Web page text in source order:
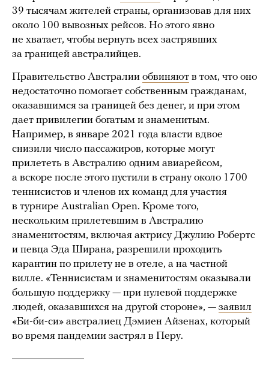
39 тысячам жителей страны, организовав для них
около 100 вывозных рейсов. Но этого явно
не хватает, чтобы вернуть всех застрявших
за границей австралийцев.
Правительство Австралии обвиняют в том, что оно
недостаточно помогает собственным гражданам,
оказавшимся за границей без денег, и при этом
дает привилегии богатым и знаменитым.
Например, в январе 2021 года власти вдвое
снизили число пассажиров, которые могут
прилететь в Австралию одним авиарейсом,
а вскоре после этого пустили в страну около 1700
теннисистов и членов их команд для участия
в турнире Australian Open. Кроме того,
нескольким прилетевшим в Австралию
знаменитостям, включая актрису Джулию Робертс
и певца Эда Ширана, разрешили проходить
карантин по прилету не в отеле, а на частной
вилле. «Теннисистам и знаменитостям оказывали
большую поддержку — при нулевой поддержке
людей, оказавшихся на другой стороне», — заявил
«Би-би-си» австралиец Дэмиен Айзенах, который
во время пандемии застрял в Перу.